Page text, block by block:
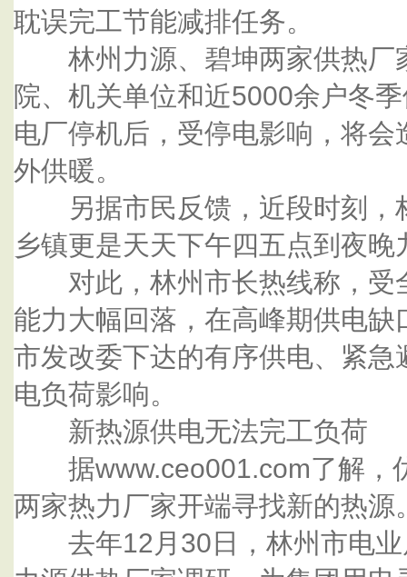
耽误完工节能减排任务。
林州力源、碧坤两家供热厂
院、机关单位和近5000余户冬
电厂停机后，受停电影响，将
外供暖。
另据市民反馈，近段时刻，
乡镇更是天天下午四五点到夜
对此，林州市长热线称，受
能力大幅回落，在高峰期供电
市发改委下达的有序供电、紧
电负荷影响。
新热源供电无法完工负荷
据www.ceo001.com了解，
两家热力厂家开端寻找新的热源
去年12月30日，林州市电业